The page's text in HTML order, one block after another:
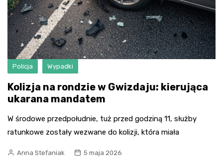
Policja Wypadki
Kolizja na rondzie w Gwizdaju: kierująca
ukarana mandatem
W środowe przedpołudnie, tuż przed godziną 11, służby
ratunkowe zostały wezwane do kolizji, która miała
Anna Stefaniak 5 maja 2026